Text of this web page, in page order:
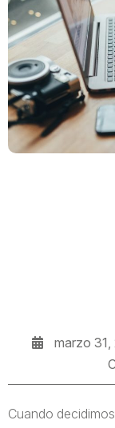
marzo 31,
Cuando